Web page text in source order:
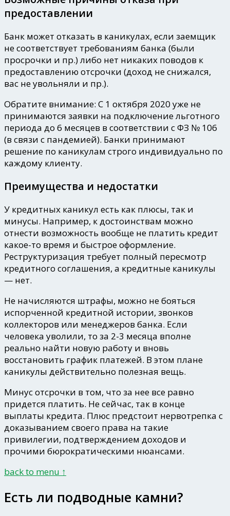
предоставлении
Банк может отказать в каникулах, если заемщик
не соответствует требованиям банка (были
просрочки и пр.) либо нет никаких поводов к
предоставлению отсрочки (доход не снижался,
вас не увольняли и пр.).
Обратите внимание: С 1 октября 2020 уже не
принимаются заявки на подключение льготного
периода до 6 месяцев в соответствии с ФЗ № 106
(в связи с пандемией). Банки принимают
решение по каникулам строго индивидуально по
каждому клиенту.
Преимущества и недостатки
У кредитных каникул есть как плюсы, так и
минусы. Например, к достоинствам можно
отнести возможность вообще не платить кредит
какое-то время и быстрое оформление.
Реструктуризация требует полный пересмотр
кредитного соглашения, а кредитные каникулы
— нет.
Не начисляются штрафы, можно не бояться
испорченной кредитной истории, звонков
коллекторов или менеджеров банка. Если
человека уволили, то за 2-3 месяца вполне
реально найти новую работу и вновь
восстановить график платежей. В этом плане
каникулы действительно полезная вещь.
Минус отсрочки в том, что за нее все равно
придется платить. Не сейчас, так в конце
выплаты кредита. Плюс предстоит нервотрепка с
доказыванием своего права на такие
привилегии, подтверждением доходов и
прочими бюрократическими нюансами.
back to menu ↑
Есть ли подводные камни?